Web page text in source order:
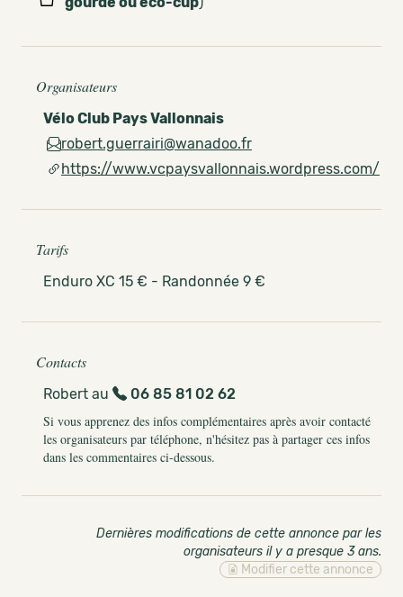
Organisateurs
Vélo Club Pays Vallonnais
robert.guerrairi@wanadoo.fr
https://www.vcpaysvallonnais.wordpress.com/
Tarifs
Enduro XC 15 € - Randonnée 9 €
Contacts
Robert au
06 85 81 02 62
Si vous apprenez des infos complémentaires après avoir contacté
les organisateurs par téléphone, n'hésitez pas à partager ces infos
dans les commentaires ci-dessous.
Dernières modifications de cette annonce par les
organisateurs il y a presque 3 ans.
Modifier cette annonce